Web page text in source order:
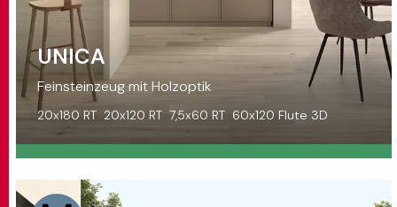
UNICA
Feinsteinzeug mit Holzoptik
20x180 RT 20x120 RT 7,5x60 RT 60x120 Flute 3D